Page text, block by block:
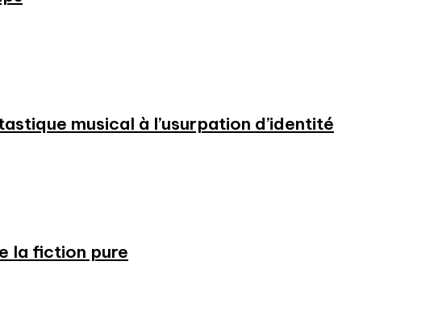
musical à l’usurpation d’identité
la fiction pure